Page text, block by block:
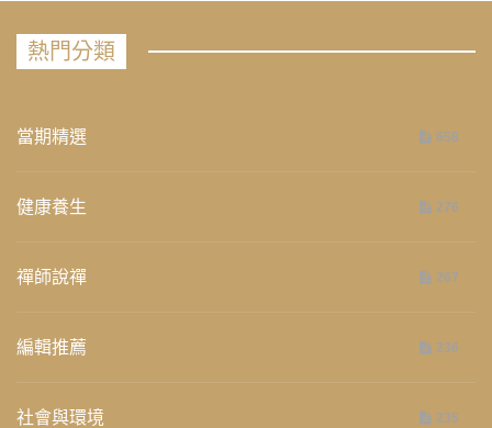
熱門分類
當期精選 658
健康養生 276
禪師說禪 267
編輯推薦 236
社會與環境 235